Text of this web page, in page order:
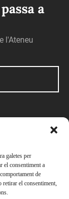
galetes per
el consentiment a
de
retirar el consentiment,
a
l'Ateneu